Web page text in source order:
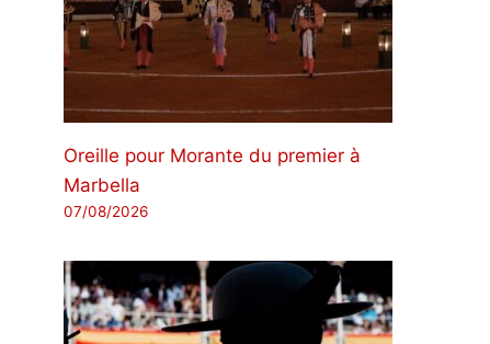
Oreille pour Morante du premier à
Marbella
07/08/2026